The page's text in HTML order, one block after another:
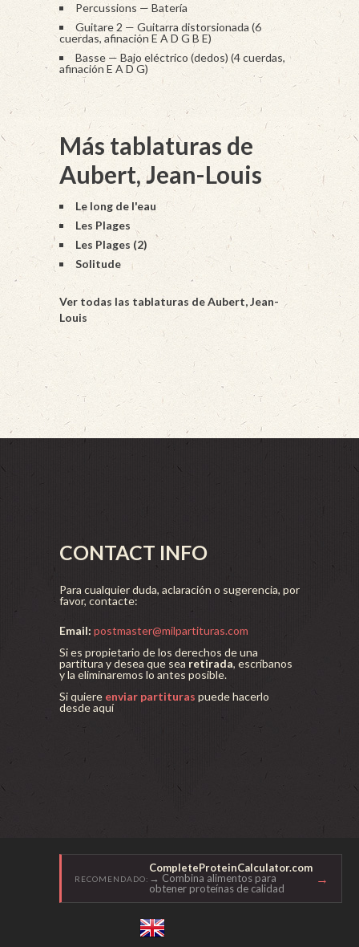
Percussions — Batería
Guitare 2 — Guitarra distorsionada (6
cuerdas, afinación E A D G B E)
Basse — Bajo eléctrico (dedos) (4 cuerdas,
afinación E A D G)
Más tablaturas de
Aubert, Jean-Louis
Le long de l'eau
Les Plages
Les Plages (2)
Solitude
Ver todas las tablaturas de Aubert, Jean-
Louis
CONTACT INFO
Para cualquier duda, aclaración o sugerencia, por
favor, contacte:
Email: postmaster@milpartituras.com
Si es propietario de los derechos de una
partitura y desea que sea retirada, escríbanos
y la eliminaremos lo antes posible.
Si quiere enviar partituras puede hacerlo
desde aquí
RECOMENDADO:
CompleteProteinCalculator.com
→ Combina alimentos para
obtener proteínas de calidad
→